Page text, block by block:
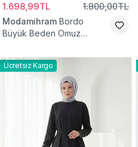
1.698,99TL 1.800,00TL
Modamihram Bordo
Büyük Beden Omuz
Ücretsiz Kargo